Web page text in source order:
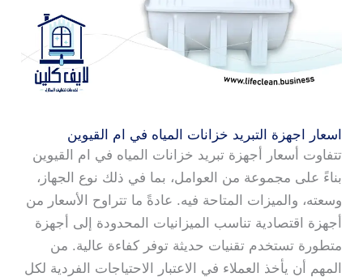
اسعار اجهزة التبريد خزانات المياه في ام القيوين
تتفاوت أسعار أجهزة تبريد خزانات المياه في ام القيوين
بناءً على مجموعة من العوامل، بما في ذلك نوع الجهاز،
وسعته، والميزات المتاحة فيه. عادةً ما تتراوح الأسعار من
أجهزة اقتصادية تناسب الميزانيات المحدودة إلى أجهزة
متطورة تستخدم تقنيات حديثة توفر كفاءة عالية. من
المهم أن يأخذ العملاء في الاعتبار الاحتياجات الفردية لكل